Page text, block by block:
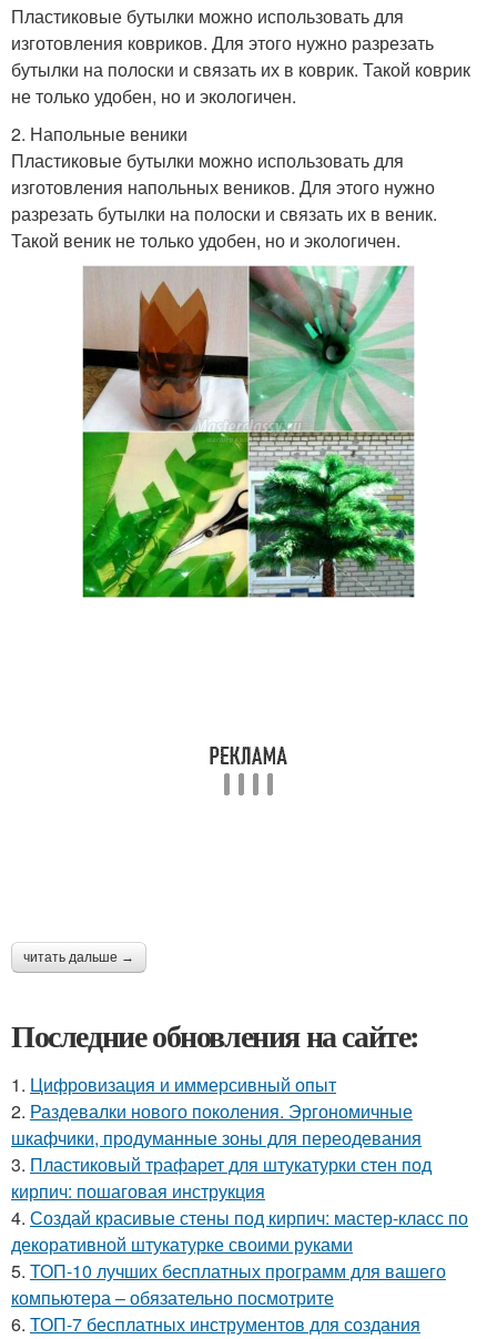
Пластиковые бутылки можно использовать для
изготовления ковриков. Для этого нужно разрезать
бутылки на полоски и связать их в коврик. Такой коврик
не только удобен, но и экологичен.
2. Напольные веники
Пластиковые бутылки можно использовать для
изготовления напольных веников. Для этого нужно
разрезать бутылки на полоски и связать их в веник.
Такой веник не только удобен, но и экологичен.
читать дальше →
Последние обновления на сайте:
1. Цифровизация и иммерсивный опыт
2. Раздевалки нового поколения. Эргономичные
шкафчики, продуманные зоны для переодевания
3. Пластиковый трафарет для штукатурки стен под
кирпич: пошаговая инструкция
4. Создай красивые стены под кирпич: мастер-класс по
декоративной штукатурке своими руками
5. ТОП-10 лучших бесплатных программ для вашего
компьютера – обязательно посмотрите
6. ТОП-7 бесплатных инструментов для создания